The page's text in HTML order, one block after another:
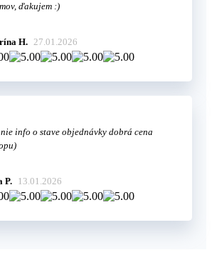
ďakujem :)
H. 27.01.2026
info o stave objednávky dobrá cena
P. 13.01.2026